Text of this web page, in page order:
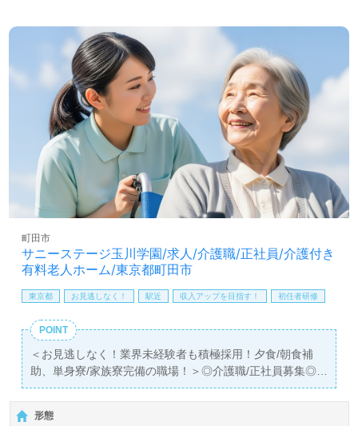
の想いに寄り添いたい』『相談員としての専門性を高めた
い』『メリハリつけて働きたい』『転職で施設形態や環境
を変えて働きたい』等の方も大歓迎です。こちらの求人は
＜MSW、相談員紹介専任コンサルタント＞よりご案内しま
す。お問い合わせも遠慮なくお願いします。
医療/福祉業界の正社員/パート求人探しは【ウィルオブ介
護】＊求人情報収集、将来的に検討の方も遠慮なく＊
LINE、メール、お電話などご希望に応じてお問い合わせ/ご
相談可能です。転職相談、求人紹介、年収交渉など完全無
料サービスをご利用いただけます。＜非公開求人も取扱い
あり！＞"転職支援"のプロと一緒に転職活動！お問い合わ
せお待ちしております。
サニーステージ玉川学園/求人/介護職/正社員/介護付き
有料老人ホーム/東京都町田市
町田市
東京都 お見逃しなく！ 駅近 収入アップを目指す！ 初任者研修
POINT
＜お見逃しなく！業界未経験者も積極採用！夕食/朝食補
助、単身寮/家族寮完備の職場！＞◎介護職/正社員募集◎
【月給245,900円～265,900円/賞与2回】＊初任者研修以上
有資格者向け求人＊『玉川学園前駅』徒歩11分。
形態